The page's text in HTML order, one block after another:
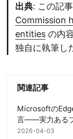
出典: この記
Commission
entities の内
独自に執筆し
関連記事
Microsoftの
言——実力ある
2026-04-03